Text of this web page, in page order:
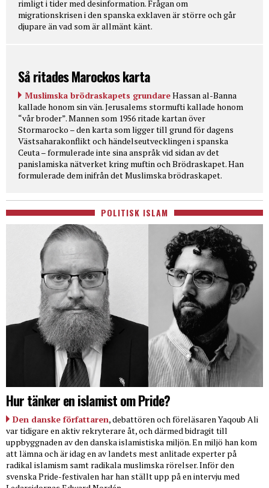
rimligt i tider med desinformation. Frågan om
migrationskrisen i den spanska exklaven är större och går
djupare än vad som är allmänt känt.
Så ritades Marockos karta
Muslimska brödraskapets grundareHassan al-Banna
kallade honom sin vän. Jerusalems stormufti kallade honom
“vår broder”. Mannen som 1956 ritade kartan över
Stormarocko – den karta som ligger till grund för dagens
Västsaharakonflikt och händelseutvecklingen i spanska
Ceuta – formulerade inte sina anspråk vid sidan av det
panislamiska nätverket kring muftin och Brödraskapet. Han
formulerade dem inifrån det Muslimska brödraskapet.
POLITISK ISLAM
Hur tänker en islamist om Pride?
Den danske författaren, debattören och föreläsaren Yaqoub Ali
var tidigare en aktiv rekryterare åt, och därmed bidragit till
uppbyggnaden av den danska islamistiska miljön. En miljö han kom
att lämna och är idag en av landets mest anlitade experter på
radikal islamism samt radikala muslimska rörelser. Inför den
svenska Pride-festivalen har han ställt upp på en intervju med